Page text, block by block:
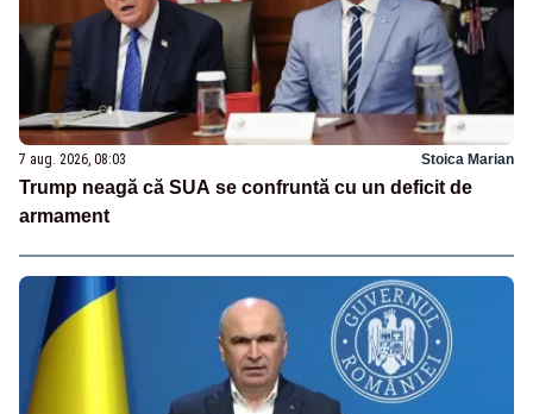
7 aug. 2026, 08:03 Stoica Marian
Trump neagă că SUA se confruntă cu un deficit de
armament